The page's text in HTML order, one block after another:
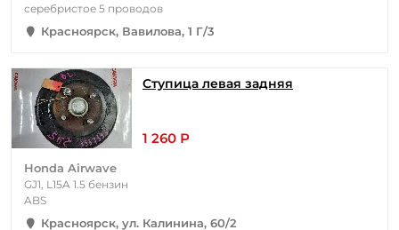
серебристое 5 проводов
Красноярск, Вавилова, 1 Г/3
Ступица левая задняя
1 260 Р
Honda Airwave
GJ1, L15A 1.5 бензин
ABS
Красноярск, ул. Калинина, 60/2